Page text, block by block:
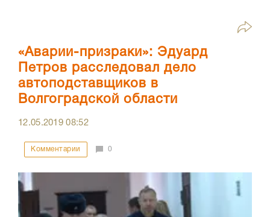
«Аварии-призраки»: Эдуард
Петров расследовал дело
автоподставщиков в
Волгоградской области
12.05.201908:52
Комментарии 0